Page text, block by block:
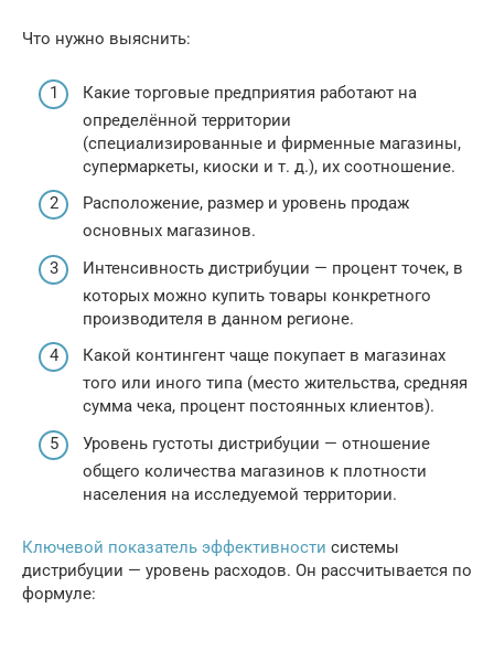
Что нужно выяснить:
Какие торговые предприятия работают на
определённой территории
(специализированные и фирменные магазины,
супермаркеты, киоски и т. д.), их соотношение.
Расположение, размер и уровень продаж
основных магазинов.
Интенсивность дистрибуции — процент точек, в
которых можно купить товары конкретного
производителя в данном регионе.
Какой контингент чаще покупает в магазинах
того или иного типа (место жительства, средняя
сумма чека, процент постоянных клиентов).
Уровень густоты дистрибуции — отношение
общего количества магазинов к плотности
населения на исследуемой территории.
Ключевой показатель эффективности системы
дистрибуции — уровень расходов. Он рассчитывается по
формуле: